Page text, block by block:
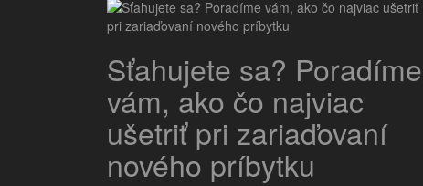
Sťahujete sa? Poradíme
vám, ako čo najviac
ušetriť pri zariaďovaní
nového príbytku